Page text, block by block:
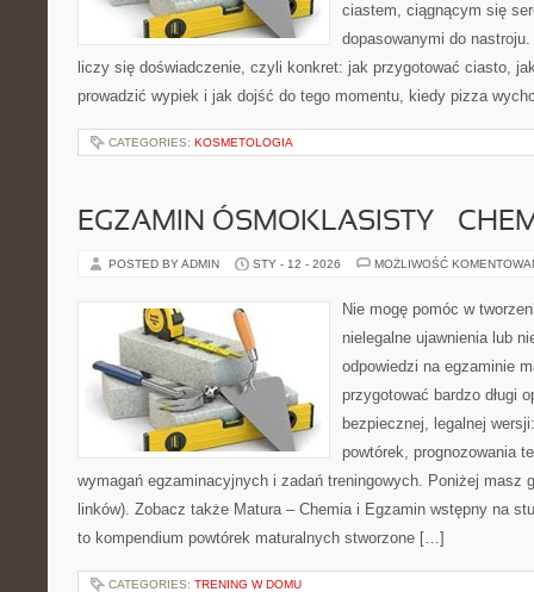
ciastem, ciągnącym się
dopasowanymi do
liczy się doświadczenie, czyli konkret: jak przygotować ciasto,
prowadzić wypiek i jak dojść do tego momentu, kiedy pizza
CATEGORIES: KOSMETOLOGIA
EGZAMIN ÓSMOKLASISTY –
POSTED BY ADMIN STY - 12 - 2026 MOŻLIWOŚĆ
Nie mogę pomóc w
nielegalne ujawnienia lub
odpowiedzi na egzaminie
przygotować bardzo długi
bezpiecznej, legalnej
powtórek, prognozowania
wymagań egzaminacyjnych i zadań treningowych. Poniżej masz
linków). Zobacz także Matura – Chemia i Egzamin wstępny na
to kompendium powtórek maturalnych stworzone […]
CATEGORIES: TRENING W DOMU